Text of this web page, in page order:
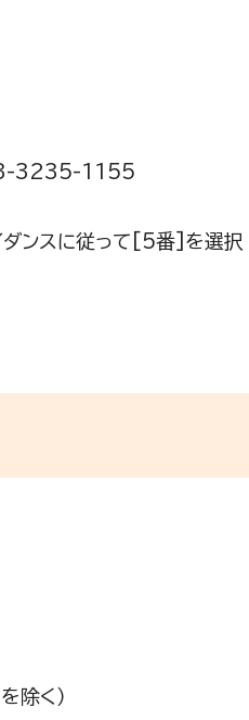
03-3235-1155
ンスに従って[5番]を選択
く）